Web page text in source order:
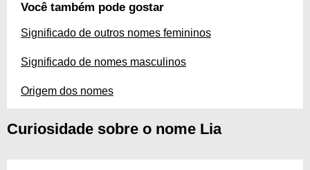
Você também pode gostar
Significado de outros nomes femininos
Significado de nomes masculinos
Origem dos nomes
Curiosidade sobre o nome Lia